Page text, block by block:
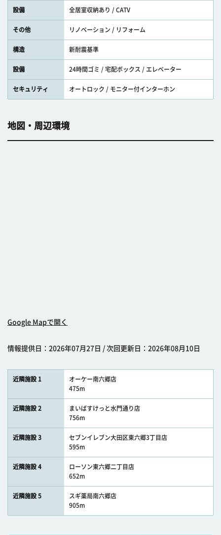
設備 全居室収納あり / CATV
その他 リノベーション / リフォーム
構造 新耐震基準
設備 24時間ゴミ / 宅配ボックス / エレベーター
セキュリティ オートロック / モニター付インターホン
地図・周辺環境
Google Mapで開く
情報提供日：2026年07月27日 / 次回更新日：2026年08月10日
近隣施設 1
オーケー南六郷店
475m
近隣施設 2
まいばすけっと水門通り店
756m
近隣施設 3
セブンイレブン大田区東六郷3丁目店
595m
近隣施設 4
ローソン東六郷二丁目店
652m
近隣施設 5
スギ薬局南六郷店
905m